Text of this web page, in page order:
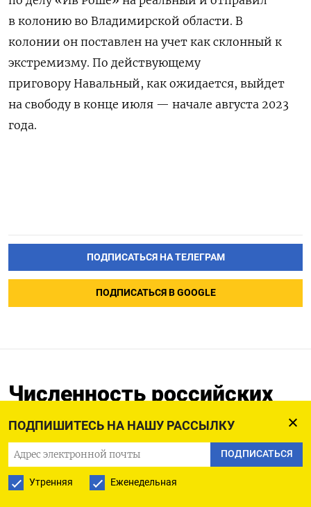
ПОДПИШИТЕСЬ НА НАШУ РАССЫЛКУ
ПОДПИСАТЬСЯ
Утренняя Еженедельная
в колонию во Владимирской области. В
колонии он поставлен на учет как склонный к
экстремизму. По действующему
приговору Навальный, как ожидается, выйдет
на свободу в конце июля — начале августа 2023
года.
ПОДПИСАТЬСЯ НА ТЕЛЕГРАМ
ПОДПИСАТЬСЯ В GOOGLE
Численность российских
наемников в Украине в
последние недели
увеличилась, усиливая
опасения о вторжении